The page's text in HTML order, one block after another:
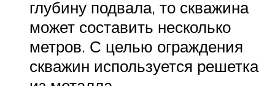
глубину подвала, то скважина
может составить несколько
метров. С целью ограждения
скважин используется решетка